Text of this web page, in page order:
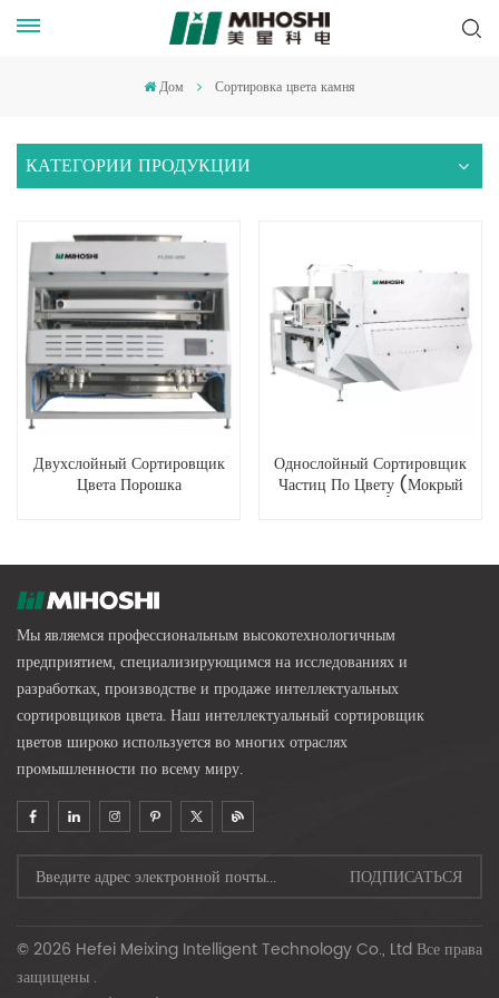
Дом Сортировка цвета камня
КАТЕГОРИИ ПРОДУКЦИИ
Двухслойный Сортировщик
Цвета Порошка
Однослойный Сортировщик
Частиц По Цвету (мокрый
Мы являемся профессиональным высокотехнологичным
предприятием, специализирующимся на исследованиях и
разработках, производстве и продаже интеллектуальных
сортировщиков цвета. Наш интеллектуальный сортировщик
цветов широко используется во многих отраслях
промышленности по всему миру.
© 2026 Hefei Meixing Intelligent Technology Co., Ltd Все права
защищены .